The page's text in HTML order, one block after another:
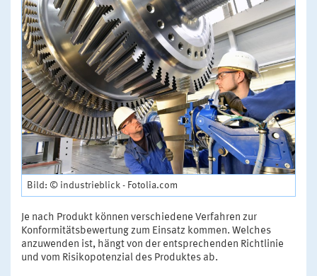
Bild: © industrieblick - Fotolia.com
Je nach Produkt können verschiedene Verfahren zur
Konformitätsbewertung zum Einsatz kommen. Welches
anzuwenden ist, hängt von der entsprechenden Richtlinie
und vom Risikopotenzial des Produktes ab.